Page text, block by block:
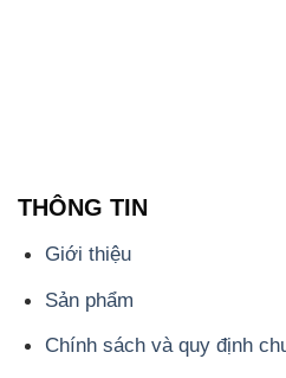
THÔNG TIN
Giới thiệu
Sản phẩm
Chính sách và quy định